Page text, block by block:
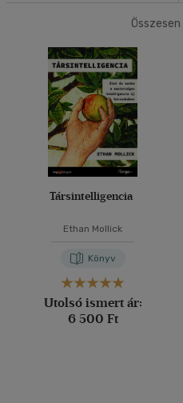
14 - 18 év(1)
Felnőtt(72)
Nyelv szerint
Magyar(67)
Vélemény szerint
Összesen
Társintelligencia
Ethan Mollick
Könyv
Utolsó ismert ár:
6 500 Ft